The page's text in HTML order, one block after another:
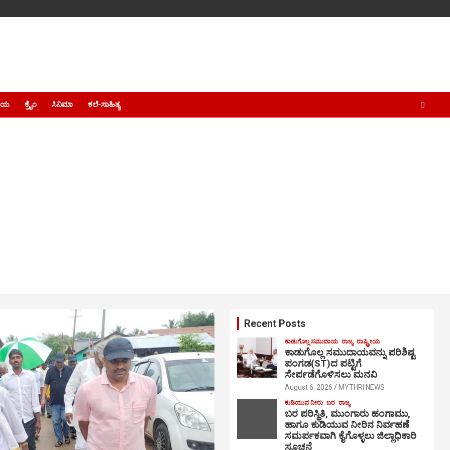
ಕ್ರೈಂ ಸಿನಿಮಾ ಕಲೆ-ಸಾಹಿತ್ಯ
Recent Posts
ಕಾಡುಗೊಲ್ಲ ಸಮುದಾಯ ರಾಜ್ಯ ರಾಷ್ಟ್ರೀಯ
ಕಾಡುಗೊಲ್ಲ ಸಮುದಾಯವನ್ನು ಪರಿಶಿಷ್ಟ
ಪಂಗಡ(ST)ದ ಪಟ್ಟಿಗೆ
ಸೇರ್ಪಡೆಗೊಳಿಸಲು ಮನವಿ
August 6, 2026 MYTHRI NEWS
ಕುಡಿಯುವ ನೀರು ಬರ ರಾಜ್ಯ
ಬರ ಪರಿಸ್ಥಿತಿ, ಮುಂಗಾರು ಹಂಗಾಮು,
ಹಾಗೂ ಕುಡಿಯುವ ನೀರಿನ ನಿರ್ವಹಣೆ
ಸಮರ್ಪಕವಾಗಿ ಕೈಗೊಳ್ಳಲು ಜಿಲ್ಲಾಧಿಕಾರಿ
ಸೂಚನೆ